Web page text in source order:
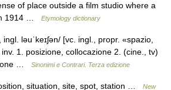
of place outside a film studio where a
1914 …
Etymology dictionary
ingl. ləuˈkeɪʃən/ [vc. ingl., propr. «spazio,
1. posizione, collocazione 2. (cine., tv)
…
Sinonimi e Contrari. Terza edizione
situation, site, spot, station … New